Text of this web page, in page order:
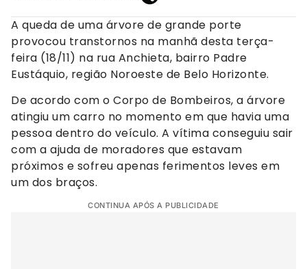
A queda de uma árvore de grande porte
provocou transtornos na manhã desta terça-
feira (18/11) na rua Anchieta, bairro Padre
Eustáquio, região Noroeste de Belo Horizonte.
De acordo com o Corpo de Bombeiros, a árvore
atingiu um carro no momento em que havia uma
pessoa dentro do veículo. A vítima conseguiu sair
com a ajuda de moradores que estavam
próximos e sofreu apenas ferimentos leves em
um dos braços.
CONTINUA APÓS A PUBLICIDADE